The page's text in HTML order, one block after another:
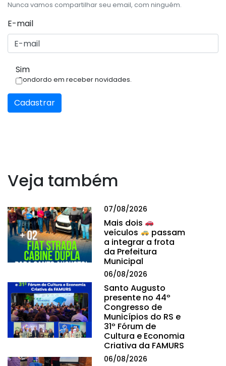
Nunca vamos compartilhar seu email, com ninguém.
E-mail
Sim
Condordo em receber novidades.
Cadastrar
Veja também
07/08/2026
Mais dois
veículos
passam
a integrar a frota
da Prefeitura
Municipal
06/08/2026
Santo Augusto
presente no 44º
Congresso de
Municípios do RS e
31º Fórum de
Cultura e Economia
Criativa da FAMURS
06/08/2026